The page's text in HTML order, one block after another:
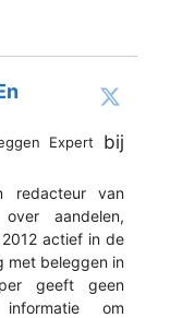
Expert bij
redacteur van
over aandelen,
actief in de
met beleggen in
geeft geen
om